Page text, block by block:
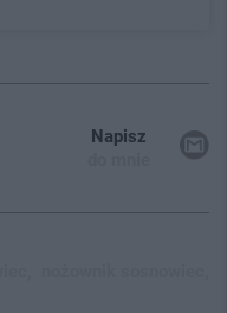
Napisz